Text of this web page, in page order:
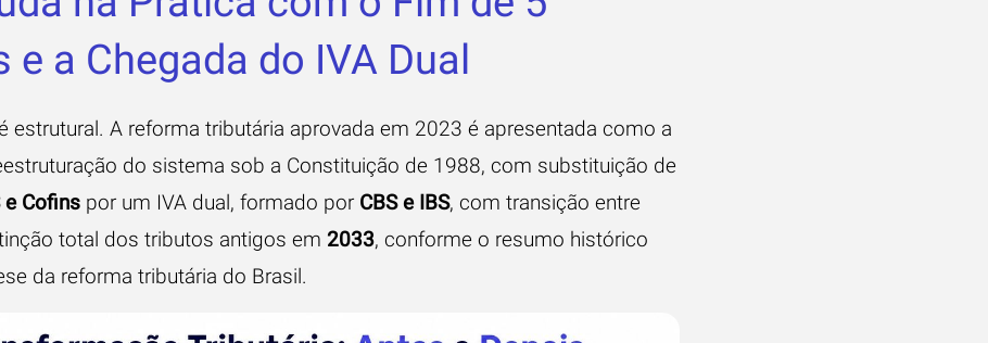
e a Chegada do IVA Dual
estrutural. A reforma tributária aprovada em 2023 é apresentada como a
do sistema sob a Constituição de 1988, com substituição de
e Cofinspor um IVA dual, formado por CBS e IBS, com transição entre
total dos tributos antigos em 2033, conforme o resumo histórico
da reforma tributária do Brasil.